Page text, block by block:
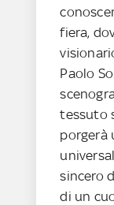
fiera,
Paolo
tessuto
porgerà
sincero
di un